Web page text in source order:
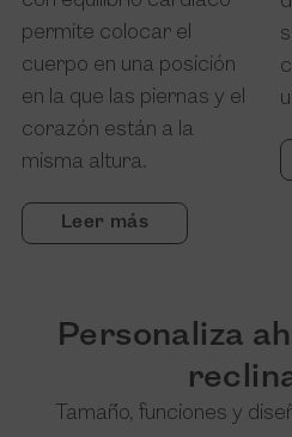
permite colocar el
cuerpo en una posición
en la que las piernas y el
corazón están a la
misma altura.
Leer más
Personaliza
Tamaño, funciones y